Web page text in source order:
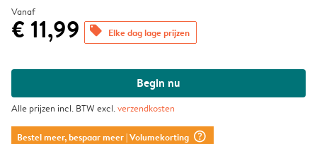
Vanaf
€ 11,99 offers Elke dag lage prijzen
Begin nu
Alle prijzen incl. BTW excl.verzendkosten
Bestel meer, bespaar meer| Volumekorting question_mark_circle